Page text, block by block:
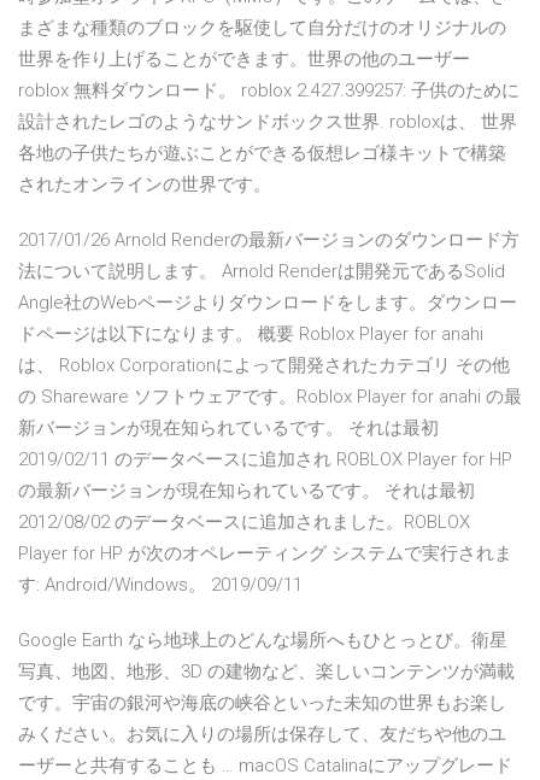
まざまな種類のブロックを駆使して自分だけのオリジナルの
世界を作り上げることができます。世界の他のユーザー
roblox 無料ダウンロード。 roblox 2.427.399257: 子供のために
設計されたレゴのようなサンドボックス世界. robloxは、 世界
各地の子供たちが遊ぶことができる仮想レゴ様キットで構築
されたオンラインの世界です。
2017/01/26 Arnold Renderの最新バージョンのダウンロード方
法について説明します。 Arnold Renderは開発元であるSolid
Angle社のWebページよりダウンロードをします。ダウンロー
ドページは以下になります。 概要 Roblox Player for anahi
は、 Roblox Corporationによって開発されたカテゴリ その他
の Shareware ソフトウェアです。Roblox Player for anahi の最
新バージョンが現在知られているです。 それは最初
2019/02/11 のデータベースに追加され ROBLOX Player for HP
の最新バージョンが現在知られているです。 それは最初
2012/08/02 のデータベースに追加されました。ROBLOX
Player for HP が次のオペレーティング システムで実行されま
す: Android/Windows。 2019/09/11
Google Earth なら地球上のどんな場所へもひとっとび。衛星
写真、地図、地形、3D の建物など、楽しいコンテンツが満載
です。宇宙の銀河や海底の峡谷といった未知の世界もお楽し
みください。お気に入りの場所は保存して、友だちや他のユ
ーザーと共有することも … macOS Catalinaにアップグレード